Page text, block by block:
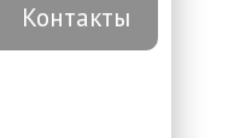
Контакты